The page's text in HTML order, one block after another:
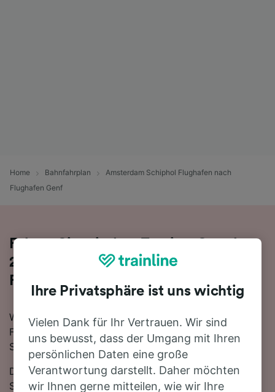
Home Bahnfahrplan
Amsterdam Schiphol Flughafen nach
Flughafen Genf
Fahren Sie mit dem Zug in 9 Stunden
21 Minuten von Amsterdam Schiphol
Flughafen nach Flughafen Genf
Wenn Sie mit dem Zug von Amsterdam Schiphol
Flughafen nach Flughafen Genf reisen möchten, sind
Sie hier genau richtig.
Die schnellste Reisezeit für die Fahrt von Amsterdam
Schiphol Flughafen nach Flughafen Genf mit dem Zug
Ihre Privatsphäre ist uns wichtig
Vielen Dank für Ihr Vertrauen. Wir sind
uns bewusst, dass der Umgang mit Ihren
persönlichen Daten eine große
Verantwortung darstellt. Daher möchten
wir Ihnen gerne mitteilen, wie wir Ihre